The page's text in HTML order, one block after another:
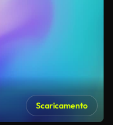
Scaricamento